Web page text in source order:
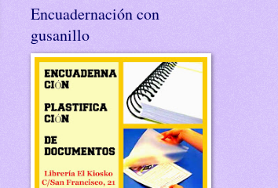
Encuadernación con
gusanillo